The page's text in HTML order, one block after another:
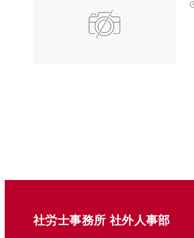
社労士事務所 社外人事部